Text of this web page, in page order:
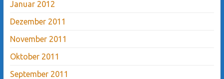
Januar 2012
Dezember 2011
November 2011
Oktober 2011
September 2011